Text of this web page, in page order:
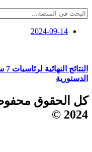
2024-09-14
الدستورية
كل الحقوق
2024 ©